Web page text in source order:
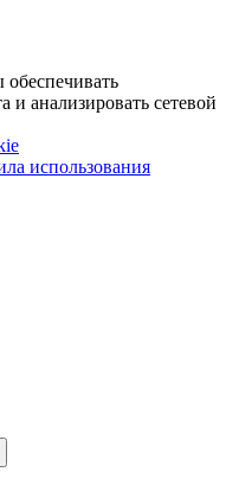
и анализировать сетевой
использования